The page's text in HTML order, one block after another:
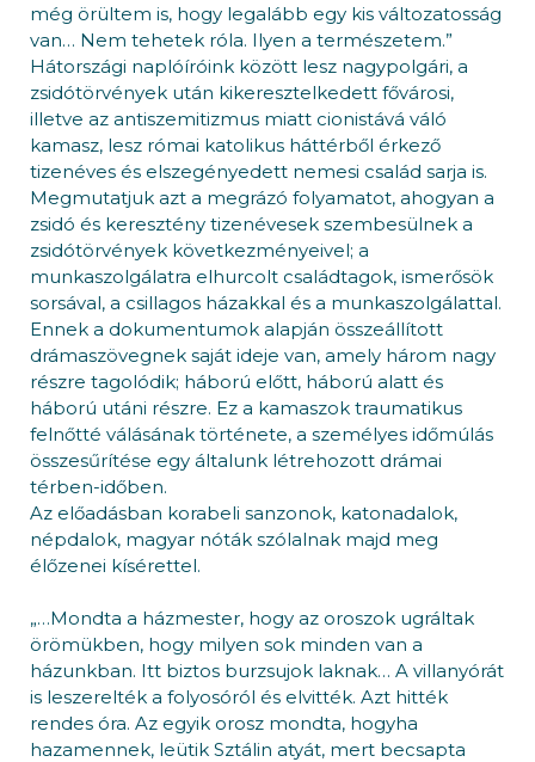
még örültem is, hogy legalább egy kis változatosság
van… Nem tehetek róla. Ilyen a természetem.”
Hátországi naplóíróink között lesz nagypolgári, a
zsidótörvények után kikeresztelkedett fővárosi,
illetve az antiszemitizmus miatt cionistává váló
kamasz, lesz római katolikus háttérből érkező
tizenéves és elszegényedett nemesi család sarja is.
Megmutatjuk azt a megrázó folyamatot, ahogyan a
zsidó és keresztény tizenévesek szembesülnek a
zsidótörvények következményeivel; a
munkaszolgálatra elhurcolt családtagok, ismerősök
sorsával, a csillagos házakkal és a munkaszolgálattal.
Ennek a dokumentumok alapján összeállított
drámaszövegnek saját ideje van, amely három nagy
részre tagolódik; háború előtt, háború alatt és
háború utáni részre. Ez a kamaszok traumatikus
felnőtté válásának története, a személyes időmúlás
összesűrítése egy általunk létrehozott drámai
térben-időben.
Az előadásban korabeli sanzonok, katonadalok,
népdalok, magyar nóták szólalnak majd meg
élőzenei kísérettel.
„…Mondta a házmester, hogy az oroszok ugráltak
örömükben, hogy milyen sok minden van a
házunkban. Itt biztos burzsujok laknak… A villanyórát
is leszerelték a folyosóról és elvitték. Azt hitték
rendes óra. Az egyik orosz mondta, hogyha
hazamennek, leütik Sztálin atyát, mert becsapta